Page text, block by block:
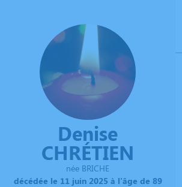
Denise
CHRÉTIEN
née BRICHE
décédée le 11 juin 2025 à l'âge de 89